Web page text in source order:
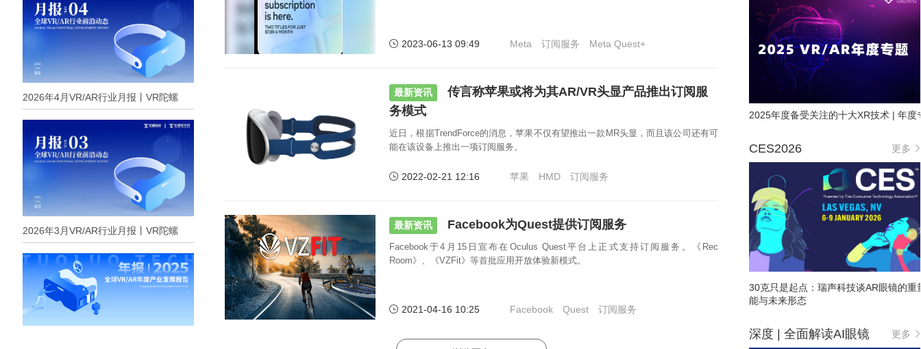
2026年4月VR/AR行业月报丨VR陀螺
2026年3月VR/AR行业月报丨VR陀螺
2023-06-13 09:49 Meta 订阅服务 Meta Quest+
最新资讯
传言称苹果或将为其AR/VR头显产品推出订阅服
务模式
近日，根据TrendForce的消息，苹果不仅有望推出一款MR头显，而且该公司还有可
能在该设备上推出一项订阅服务。
2022-02-21 12:16 苹果 HMD 订阅服务
最新资讯 Facebook为Quest提供订阅服务
Facebook于4月15日宣布在Oculus Quest平台上正式支持订阅服务。《Rec
Room》、《VZFit》等首批应用开放体验新模式。
2021-04-16 10:25 Facebook Quest 订阅服务
2025年度备受关注的十大XR技术 | 年度
CES2026 更多
30克只是起点：瑞声科技谈AR眼镜的重
能与未来形态
深度 | 全面解读AI眼镜 更多